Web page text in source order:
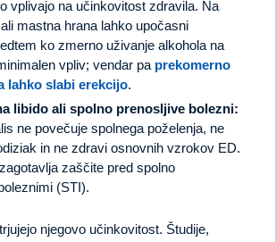
vplivajo na učinkovitost zdravila. Na
mastna hrana lahko upočasni
ko zmerno uživanje alkohola na
vpliv; vendar pa prekomerno
lahko slabi erekcijo.
libido ali spolno prenosljive bolezni:
ne povečuje spolnega poželenja, ne
in ne zdravi osnovnih vzrokov ED.
zaščite pred spolno
(STI).
njegovo učinkovitost. Študije,